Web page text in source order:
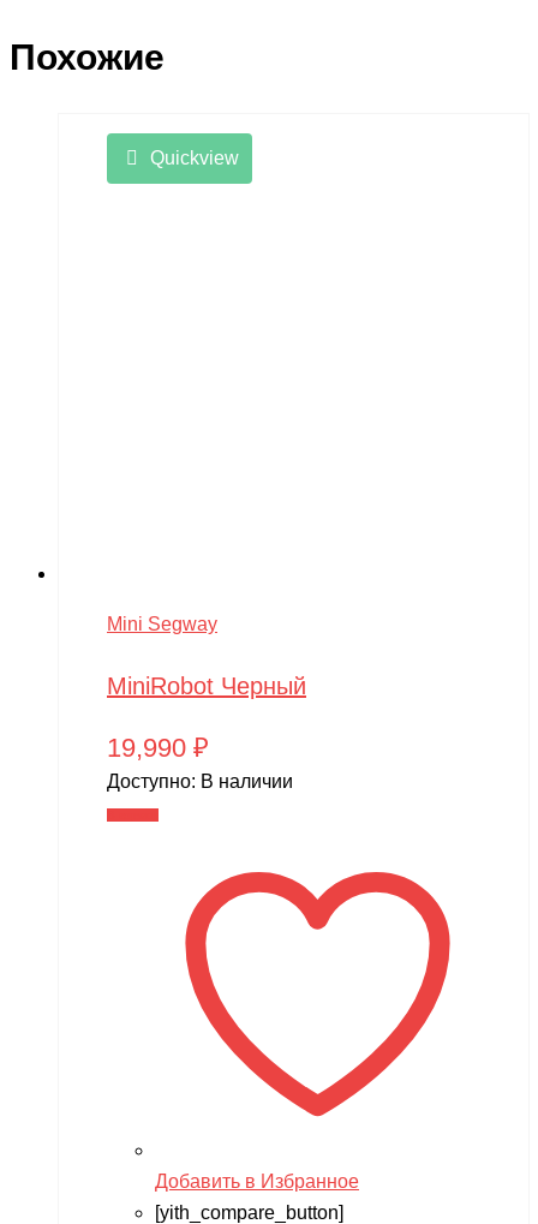
Похожие
Quickview
Mini Segway
MiniRobot Черный
19,990 ₽
Доступно: В наличии
Добавить в Избранное
[yith_compare_button]